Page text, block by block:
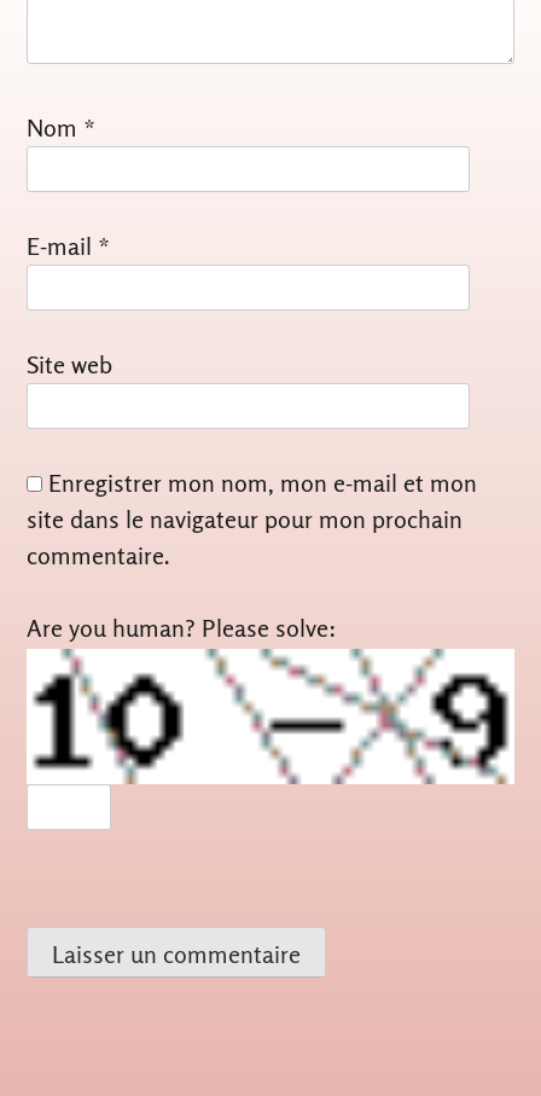
Nom *
E-mail *
Site web
Enregistrer mon nom, mon e-mail et mon
site dans le navigateur pour mon prochain
commentaire.
Are you human? Please solve: